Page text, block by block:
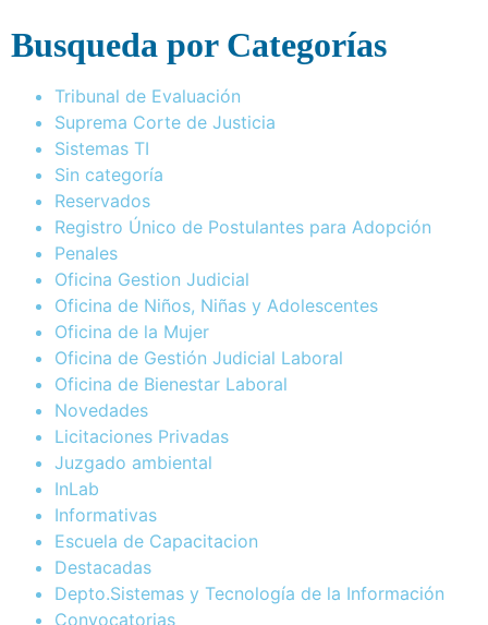
Busqueda por Categorías
Tribunal de Evaluación
Suprema Corte de Justicia
Sistemas TI
Sin categoría
Reservados
Registro Único de Postulantes para Adopción
Penales
Oficina Gestion Judicial
Oficina de Niños, Niñas y Adolescentes
Oficina de la Mujer
Oficina de Gestión Judicial Laboral
Oficina de Bienestar Laboral
Novedades
Licitaciones Privadas
Juzgado ambiental
InLab
Informativas
Escuela de Capacitacion
Destacadas
Depto.Sistemas y Tecnología de la Información
Convocatorias